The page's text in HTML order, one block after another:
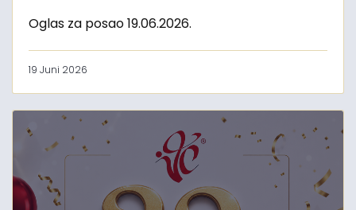
Oglas za posao 19.06.2026.
19 Juni 2026